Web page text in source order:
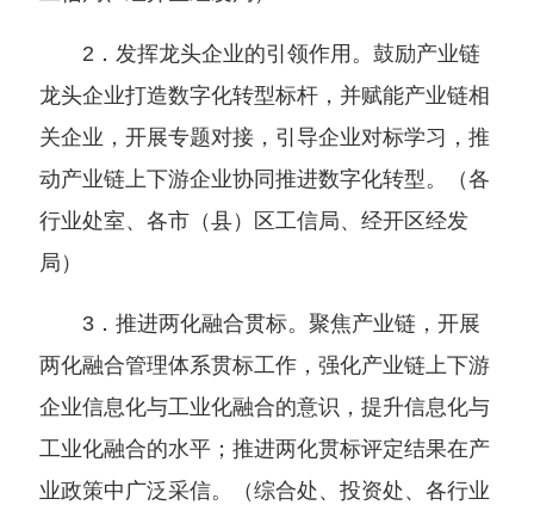
2．发挥龙头企业的引领作用。鼓励产业链
龙头企业打造数字化转型标杆，并赋能产业链相
关企业，开展专题对接，引导企业对标学习，推
动产业链上下游企业协同推进数字化转型。
（各
行业处室、各市（县）
区工信局、经开区经发
局 ）
3．推进两化融合贯标。聚焦产业链，开展
两化融合管理体系贯标工作，强化产业链上下游
企业信息化与工业化融合的意识，提升信息化与
工业化融合的水平；推进两化贯标评定结果在产
业政策中广泛采信。
（综合处、投资处、各行业